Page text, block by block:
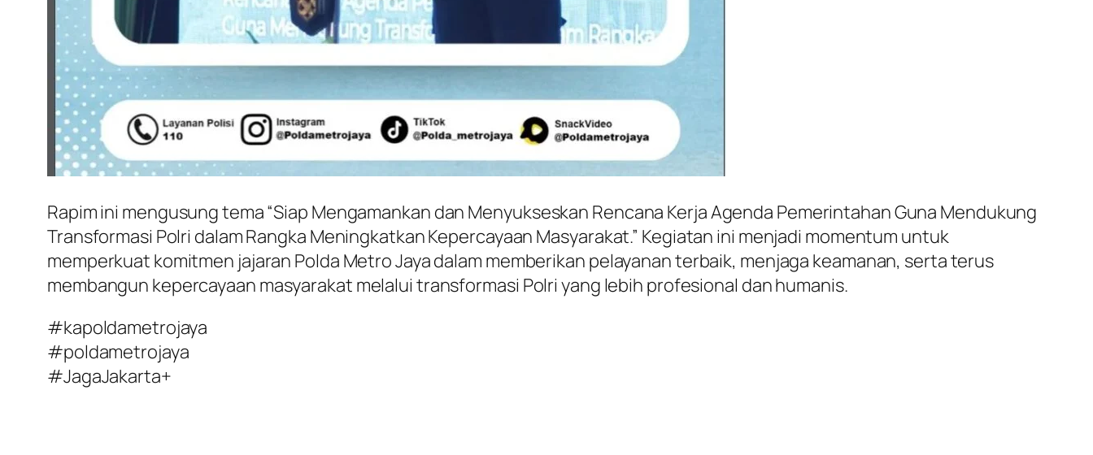
Rapim ini mengusung tema “Siap Mengamankan dan Menyukseskan Rencana Kerja Agenda Pemerintahan Guna Mendukung
Transformasi Polri dalam Rangka Meningkatkan Kepercayaan Masyarakat.” Kegiatan ini menjadi momentum untuk
memperkuat komitmen jajaran Polda Metro Jaya dalam memberikan pelayanan terbaik, menjaga keamanan, serta terus
membangun kepercayaan masyarakat melalui transformasi Polri yang lebih profesional dan humanis.
#kapoldametrojaya
#poldametrojaya
#JagaJakarta+